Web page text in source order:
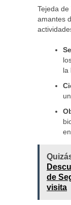
Tejeda
amantes
la
de
visita